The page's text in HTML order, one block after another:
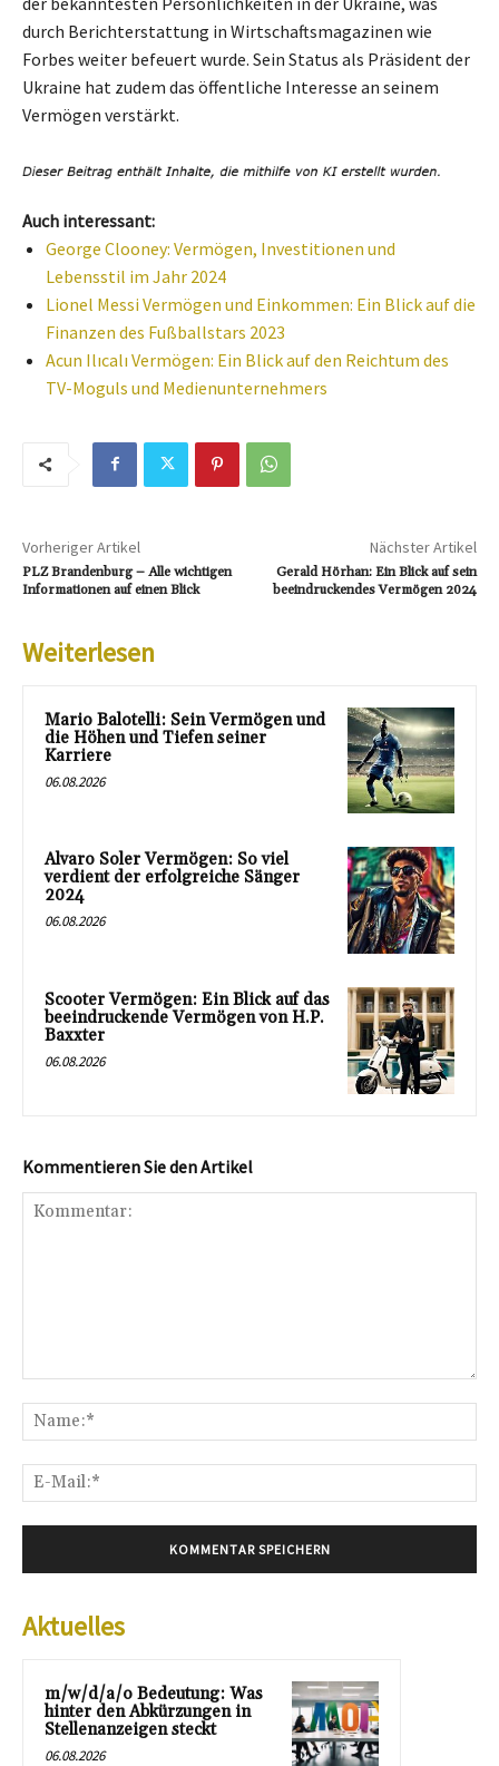
durch Berichterstattung in Wirtschaftsmagazinen wie
Forbes weiter befeuert wurde. Sein Status als Präsident der
Ukraine hat zudem das öffentliche Interesse an seinem
Vermögen verstärkt.
Auch interessant:
George Clooney: Vermögen, Investitionen und
Lebensstil im Jahr 2024
Lionel Messi Vermögen und Einkommen: Ein Blick auf die
Finanzen des Fußballstars 2023
Acun Ilıcalı Vermögen: Ein Blick auf den Reichtum des
TV-Moguls und Medienunternehmers
Vorheriger Artikel
PLZ Brandenburg – Alle wichtigen
Informationen auf einen Blick
Nächster Artikel
Gerald Hörhan: Ein Blick auf sein
beeindruckendes Vermögen 2024
Weiterlesen
Mario Balotelli: Sein Vermögen und
die Höhen und Tiefen seiner
Karriere
06.08.2026
Alvaro Soler Vermögen: So viel
verdient der erfolgreiche Sänger
2024
06.08.2026
Scooter Vermögen: Ein Blick auf das
beeindruckende Vermögen von H.P.
Baxxter
06.08.2026
Kommentieren Sie den Artikel
Aktuelles
m/w/d/a/o Bedeutung: Was
hinter den Abkürzungen in
Stellenanzeigen steckt
06.08.2026